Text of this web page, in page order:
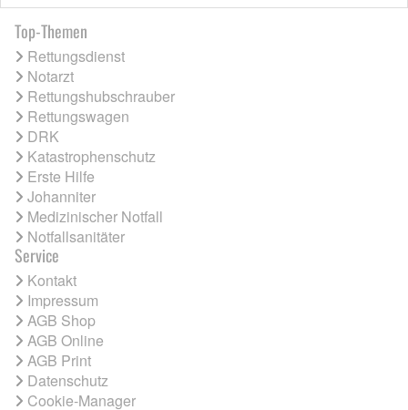
Top-Themen
Rettungsdienst
Notarzt
Rettungshubschrauber
Rettungswagen
DRK
Katastrophenschutz
Erste Hilfe
Johanniter
Medizinischer Notfall
Notfallsanitäter
Service
Kontakt
Impressum
AGB Shop
AGB Online
AGB Print
Datenschutz
Cookie-Manager